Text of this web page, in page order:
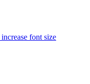
increase font size